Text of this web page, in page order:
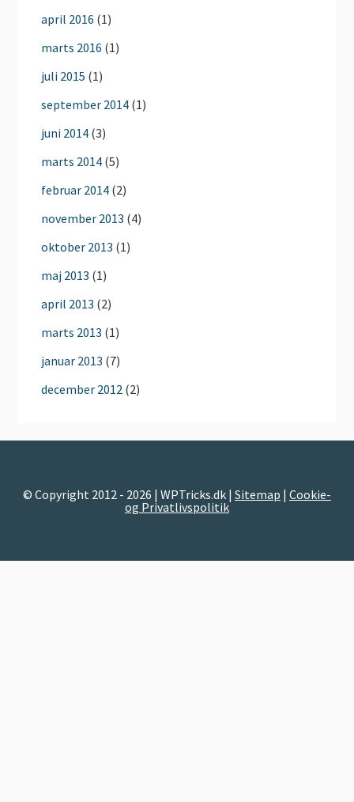
april 2016 (1)
marts 2016 (1)
juli 2015 (1)
september 2014 (1)
juni 2014 (3)
marts 2014 (5)
februar 2014 (2)
november 2013 (4)
oktober 2013 (1)
maj 2013 (1)
april 2013 (2)
marts 2013 (1)
januar 2013 (7)
december 2012 (2)
© Copyright 2012 - 2026 | WPTricks.dk | Sitemap | Cookie-
og Privatlivspolitik